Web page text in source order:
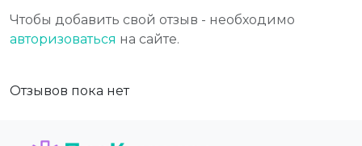
Чтобы добавить свой отзыв - необходимо
авторизоваться на сайте.
Отзывов пока нет